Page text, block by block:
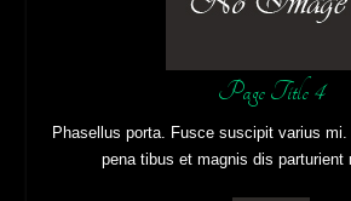
Page Title 4
Phasellus porta. Fusce suscipit varius
pena tibus et magnis dis parturient